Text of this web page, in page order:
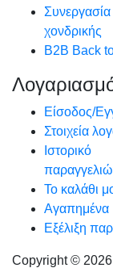
Συνεργασία
χονδρικής
B2B Back
Είσοδος/
Στοιχεία
Ιστορικό
Το καλάθι
Αγαπημένα
Εξέλιξη
Copyright ©